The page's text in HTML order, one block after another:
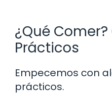
¿Qué
Prácticos
Empecemos con
prácticos.